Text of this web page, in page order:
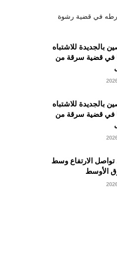
في قضية رشوة
بالجديدة للاشتباه
في قضية سرقة من
بالجديدة للاشتباه
في قضية سرقة من
تواصل الارتفاع وسط
الأوسط